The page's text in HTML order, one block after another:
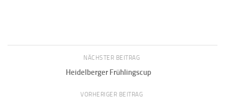
NÄCHSTER BEITRAG
Heidelberger Frühlingscup
VORHERIGER BEITRAG